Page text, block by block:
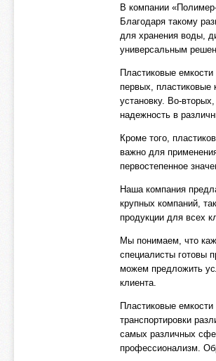
В компании
Благодаря такому
для хранения воды,
универсальным
Пластиковые
первых, пластиковые
установку. Во-
надежность в
Кроме того,
важно для
первостепенное
Наша компания
крупных компаний,
продукции для всех
Мы понимаем, что
специалисты готовы
можем предложить
клиента.
Пластиковые
транспортировки
самых различных
профессионализм.